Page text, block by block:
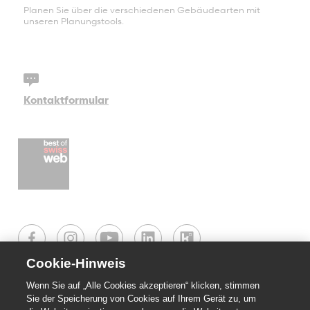
Persönlicher Kontakt
Planen Sie über die verschiedenen Gebäudearten mit
unseren Planungstools.
Kontaktformular
Cookie-Hinweis
Wenn Sie auf „Alle Cookies akzeptieren“ klicken, stimmen
Sie der Speicherung von Cookies auf Ihrem Gerät zu, um